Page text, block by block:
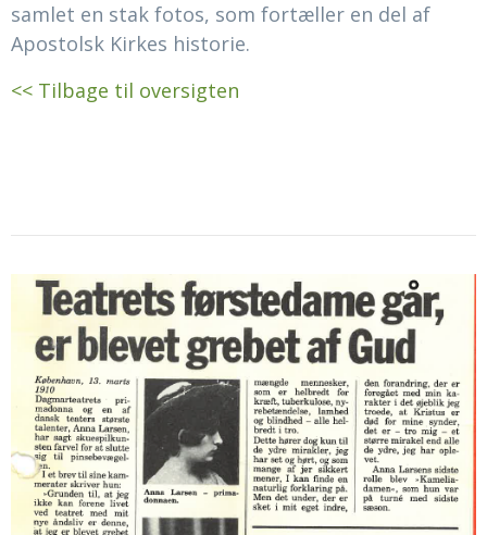
samlet en stak fotos, som fortæller en del af
Apostolsk Kirkes historie.
<< Tilbage til oversigten